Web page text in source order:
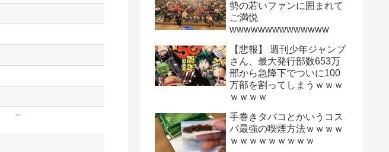
←こ...
勢の若いファンに囲まれて
ご満悦
wwwwwwwwwwwwww
【悲報】 週刊少年ジャンプ
さん、最大発行部数653万
部から急降下でついに100
万部を割ってしまうｗｗｗ
ｗｗｗｗ
手巻きタバコとかいうコス
パ最強の喫煙方法ｗｗｗｗ
ｗｗｗｗｗｗｗｗｗ